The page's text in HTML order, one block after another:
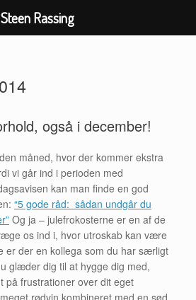
også i december!
måned, hvor der kommer ekstra
vi går ind i perioden med
kan man finde en god
“5 gode råd: sådan undgår du
Og ja – julefrokosterne er en af de
os ind i, hvor utroskab kan være
er der en kollega som du har særligt
glæder dig til at hygge dig med,
på frustrationer over dit eget
rødvin kombineret med en sød
Steen Rassing